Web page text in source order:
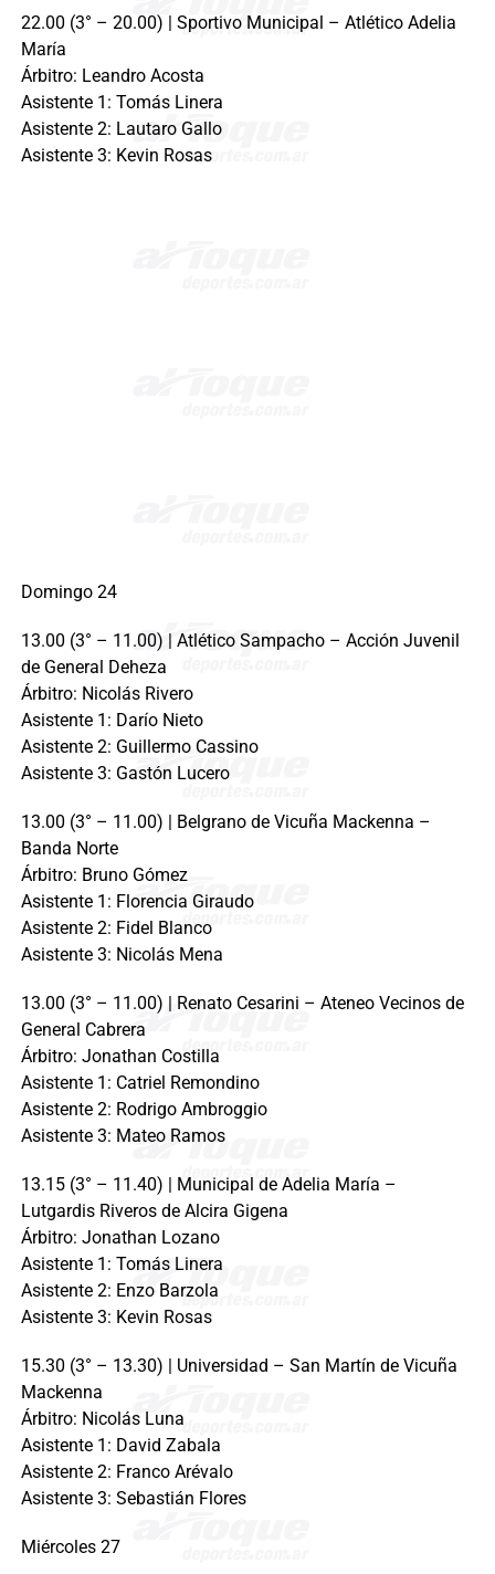
22.00 (3° – 20.00) | Sportivo Municipal – Atlético Adelia
María
Árbitro: Leandro Acosta
Asistente 1: Tomás Linera
Asistente 2: Lautaro Gallo
Asistente 3: Kevin Rosas
Domingo 24
13.00 (3° – 11.00) | Atlético Sampacho – Acción Juvenil
de General Deheza
Árbitro: Nicolás Rivero
Asistente 1: Darío Nieto
Asistente 2: Guillermo Cassino
Asistente 3: Gastón Lucero
13.00 (3° – 11.00) | Belgrano de Vicuña Mackenna –
Banda Norte
Árbitro: Bruno Gómez
Asistente 1: Florencia Giraudo
Asistente 2: Fidel Blanco
Asistente 3: Nicolás Mena
13.00 (3° – 11.00) | Renato Cesarini – Ateneo Vecinos de
General Cabrera
Árbitro: Jonathan Costilla
Asistente 1: Catriel Remondino
Asistente 2: Rodrigo Ambroggio
Asistente 3: Mateo Ramos
13.15 (3° – 11.40) | Municipal de Adelia María –
Lutgardis Riveros de Alcira Gigena
Árbitro: Jonathan Lozano
Asistente 1: Tomás Linera
Asistente 2: Enzo Barzola
Asistente 3: Kevin Rosas
15.30 (3° – 13.30) | Universidad – San Martín de Vicuña
Mackenna
Árbitro: Nicolás Luna
Asistente 1: David Zabala
Asistente 2: Franco Arévalo
Asistente 3: Sebastián Flores
Miércoles 27